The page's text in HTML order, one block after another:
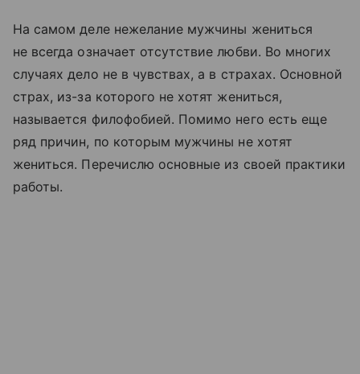
На самом деле нежелание мужчины жениться
не всегда означает отсутствие любви. Во многих
случаях дело не в чувствах, а в страхах. Основной
страх, из-за которого не хотят жениться,
называется филофобией. Помимо него есть еще
ряд причин, по которым мужчины не хотят
жениться. Перечислю основные из своей практики
работы.